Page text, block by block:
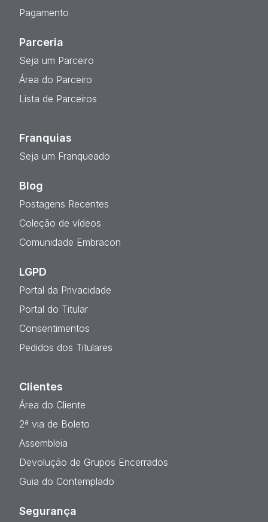
Pagamento
Parceria
Seja um Parceiro
Área do Parceiro
Lista de Parceiros
Franquias
Seja um Franqueado
Blog
Postagens Recentes
Coleção de vídeos
Comunidade Embracon
LGPD
Portal da Privacidade
Portal do Titular
Consentimentos
Pedidos dos Titulares
Clientes
Área do Cliente
2ª via de Boleto
Assembleia
Devolução de Grupos Encerrados
Guia do Contemplado
Segurança